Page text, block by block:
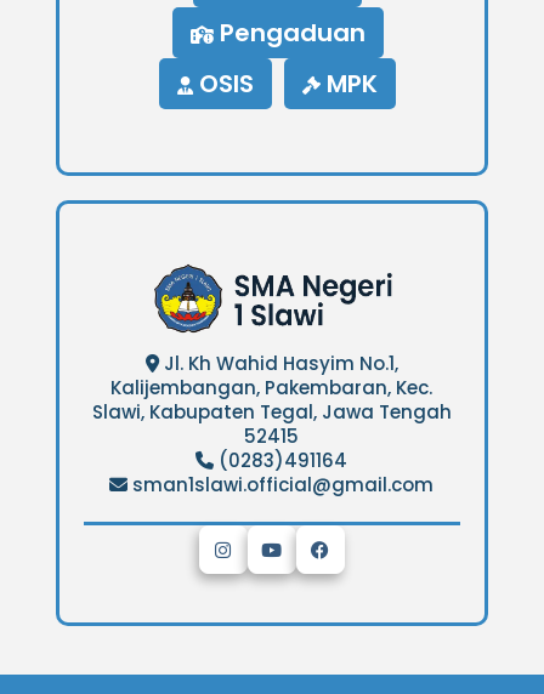
Pengaduan
OSIS
MPK
Jl. Kh Wahid Hasyim No.1,
Kalijembangan, Pakembaran, Kec.
Slawi, Kabupaten Tegal, Jawa Tengah
52415
(0283)491164
sman1slawi.official@gmail.com